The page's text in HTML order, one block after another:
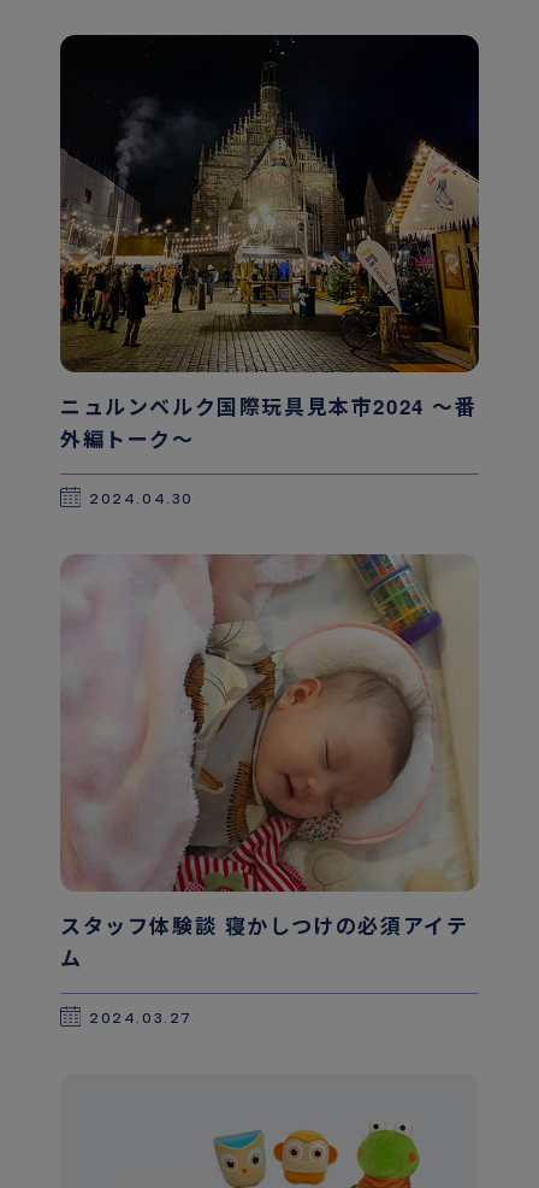
ニュルンベルク国際玩具見本市2024 〜番
外編トーク〜
2024.04.30
スタッフ体験談 寝かしつけの必須アイテ
ム
2024.03.27